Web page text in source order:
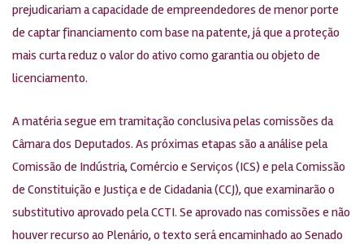
prejudicariam a capacidade de empreendedores de menor porte
de captar financiamento com base na patente, já que a proteção
mais curta reduz o valor do ativo como garantia ou objeto de
licenciamento.
A matéria segue em tramitação conclusiva pelas comissões da
Câmara dos Deputados. As próximas etapas são a análise pela
Comissão de Indústria, Comércio e Serviços (ICS) e pela Comissão
de Constituição e Justiça e de Cidadania (CCJ), que examinarão o
substitutivo aprovado pela CCTI. Se aprovado nas comissões e não
houver recurso ao Plenário, o texto será encaminhado ao Senado